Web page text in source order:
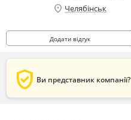
location_on Челябінськ
Додати відгук
verified_user Ви представник компанії?